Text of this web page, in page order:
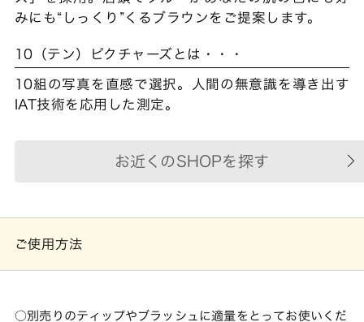
みにも“しっくり”くるブラウンをご提案します。
10（テン）ピクチャーズとは・・・
10組の写真を直感で選択。人間の無意識を導き出す
IAT技術を応用した測定。
お近くのSHOPを探す
ご使用方法
別売りのティップやブラッシュに適量をとってお使いくだ